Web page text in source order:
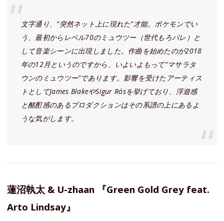
文字通り、“突然ネット上に現れた”才能。ポケモンでい
う、最初からレベル70のミュウツー（世代もろバレ）と
して音楽シーンに出現しました。作曲を始めたのが2018
年の12月というのですから、いよいよもって“マサラタ
ウンのミュウツー”であります。影響を受けたアーティス
トとしてJames BlakeやSigur Rósを挙げており、浮遊感
と酩酊感のあるプロダクションはその系譜の上にあるよ
うな気がします。
蓮沼執太 & U-zhaan 『Green Gold Grey feat.
Arto Lindsay』